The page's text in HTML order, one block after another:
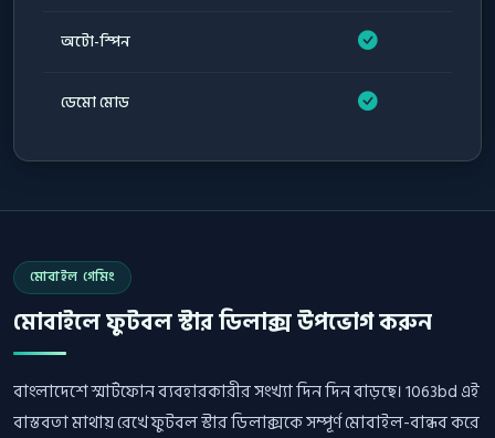
অটো-স্পিন
ডেমো মোড
মোবাইল গেমিং
মোবাইলে ফুটবল স্টার ডিলাক্স উপভোগ করুন
বাংলাদেশে স্মার্টফোন ব্যবহারকারীর সংখ্যা দিন দিন বাড়ছে। 1063bd এই
বাস্তবতা মাথায় রেখে ফুটবল স্টার ডিলাক্সকে সম্পূর্ণ মোবাইল-বান্ধব করে